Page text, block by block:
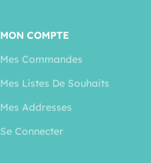
MON COMPTE
Mes Commandes
Mes Listes De Souhaits
Mes Addresses
Se Connecter